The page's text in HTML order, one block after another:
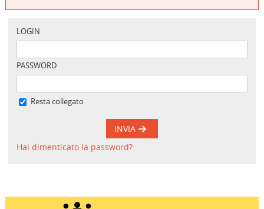
LOGIN
PASSWORD
Resta collegato
INVIA
Hai dimenticato la password?